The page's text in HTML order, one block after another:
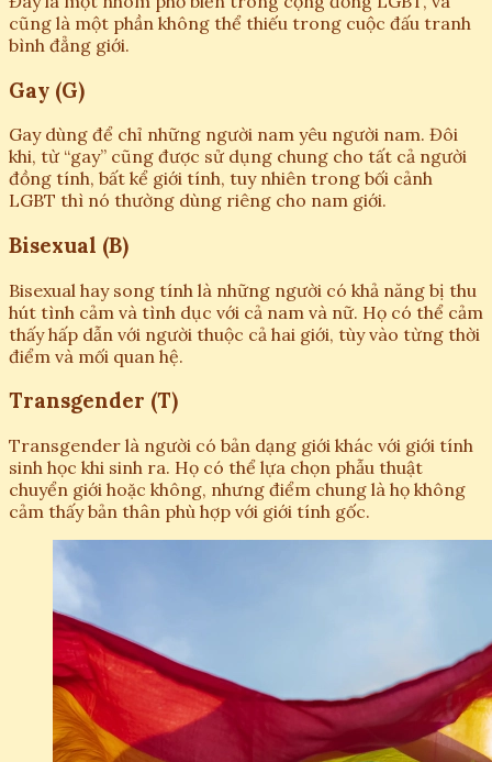
cũng là một phần không thể thiếu trong cuộc đấu tranh
bình đẳng giới.
Gay (G)
Gay dùng để chỉ những người nam yêu người nam. Đôi
khi, từ “gay” cũng được sử dụng chung cho tất cả người
đồng tính, bất kể giới tính, tuy nhiên trong bối cảnh
LGBT thì nó thường dùng riêng cho nam giới.
Bisexual (B)
Bisexual hay song tính là những người có khả năng bị thu
hút tình cảm và tình dục với cả nam và nữ. Họ có thể cảm
thấy hấp dẫn với người thuộc cả hai giới, tùy vào từng thời
điểm và mối quan hệ.
Transgender (T)
Transgender là người có bản dạng giới khác với giới tính
sinh học khi sinh ra. Họ có thể lựa chọn phẫu thuật
chuyển giới hoặc không, nhưng điểm chung là họ không
cảm thấy bản thân phù hợp với giới tính gốc.